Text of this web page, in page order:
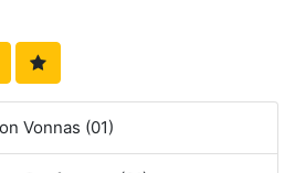
Vonnas (01)